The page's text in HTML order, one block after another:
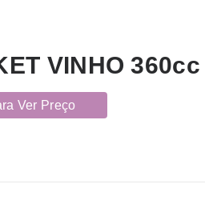
VINHO 360cc
Ver Preço